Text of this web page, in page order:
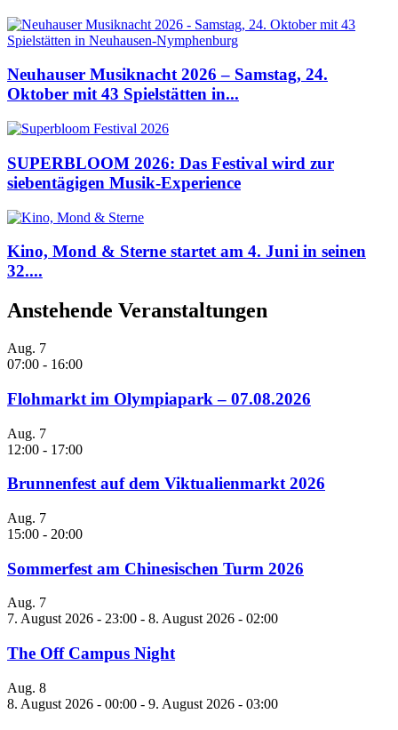
Neuhauser Musiknacht 2026 – Samstag, 24.
Oktober mit 43 Spielstätten in...
SUPERBLOOM 2026: Das Festival wird zur
siebentägigen Musik-Experience
Kino, Mond & Sterne startet am 4. Juni in seinen
32....
Anstehende Veranstaltungen
Aug. 7
07:00 - 16:00
Flohmarkt im Olympiapark – 07.08.2026
Aug. 7
12:00 - 17:00
Brunnenfest auf dem Viktualienmarkt 2026
Aug. 7
15:00 - 20:00
Sommerfest am Chinesischen Turm 2026
Aug. 7
7. August 2026 - 23:00 - 8. August 2026 - 02:00
The Off Campus Night
Aug. 8
8. August 2026 - 00:00 - 9. August 2026 - 03:00